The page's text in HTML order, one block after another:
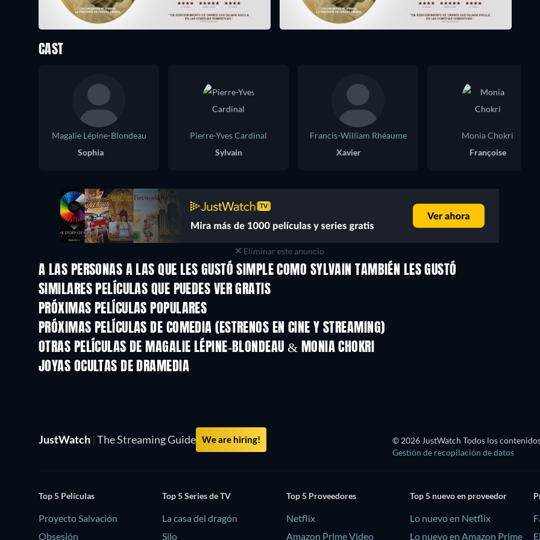
CAST
Magalie Lépine-Blondeau
Sophia
Pierre-Yves Cardinal
Sylvain
Francis-William Rhéaume
Xavier
Monia Chokri
Françoise
Eliminar este anuncio
A LAS PERSONAS A LAS QUE LES GUSTÓ SIMPLE COMO SYLVAIN TAMBIÉN LES GUSTÓ
SIMILARES PELÍCULAS QUE PUEDES VER GRATIS
PRÓXIMAS PELÍCULAS POPULARES
PRÓXIMAS PELÍCULAS DE COMEDIA (ESTRENOS EN CINE Y STREAMING)
OTRAS PELÍCULAS DE MAGALIE LÉPINE-BLONDEAU & MONIA CHOKRI
JOYAS OCULTAS DE DRAMEDIA
JustWatch | The Streaming Guide We are hiring! © 2026 JustWatch Todos los
Gestión de recopilación de datos
Top 5 Películas
Proyecto Salvación
Obsesión
Top 5 Series de TV
La casa del dragón
Silo
Top 5 Proveedores
Netflix
Amazon Prime Video
Top 5 nuevo en proveedor
Lo nuevo en Netflix
Lo nuevo en Amazon Prime